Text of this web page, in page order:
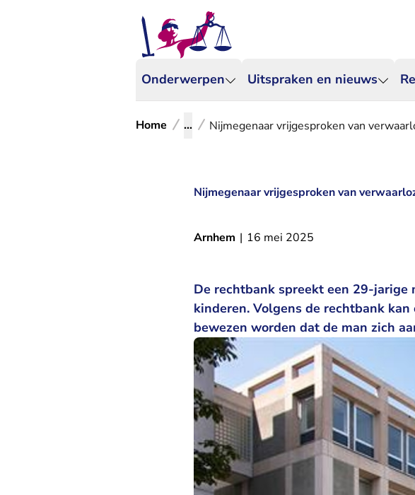
Onderwerpen Uitspraken en nieuws
Home ... Nijmegenaar vrijgesproken van
Nijmegenaar vrijgesproken van
Arnhem | 16 mei 2025
De rechtbank spreekt een 29-jarige
kinderen. Volgens de rechtbank
bewezen worden dat de man zich